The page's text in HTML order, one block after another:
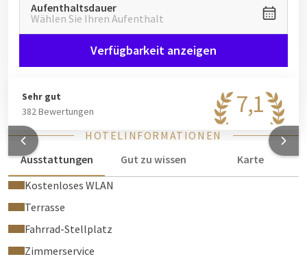
Aufenthaltsdauer
Wählen Sie Ihren Aufenthalt
Verfügbarkeit anzeigen
7,1
Sehr gut
382 Bewertungen
HOTELINFORMATIONEN
Ausstattungen
Gut zu wissen
Karte
Kostenloses WLAN
Terrasse
Fahrrad-Stellplatz
Zimmerservice